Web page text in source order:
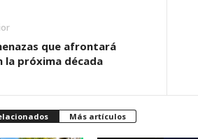
que afrontará
la próxima década
Más artículos